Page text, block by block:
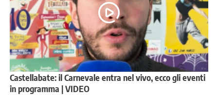
Castellabate: il Carnevale entra nel vivo, ecco gli eventi
in programma | VIDEO